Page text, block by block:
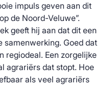
impuls geven aan dit
de Noord-Veluwe”.
geeft hij aan dat dit een
samenwerking. Goed dat
regiodeal. Een zorgelijke
agrariërs dat stopt. Hoe
als veel agrariërs